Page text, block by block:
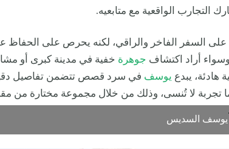
التجارب الواقعية مع متابعيه.
على السفر الفاخر والراقي، لكنه يحرص على الحفاظ
وسواء أراد اكتشاف جوهرة خفية في مدينة كبرى أو
هادئة، يبدع يوسف في سرد قصص تتضمن تفاصيل
تجربة لا تُنسى، وذلك من خلال مجموعة مختارة من
يوسف السديس